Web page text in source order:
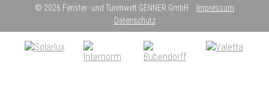
© 2026 Fenster- und Türenwelt GENNER GmbH
Impressum
Datenschutz